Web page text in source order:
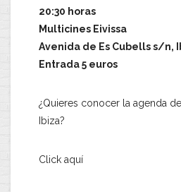
20:30 horas
Multicines Eivissa
Avenida de Es Cubells s/n,
Entrada 5 euros
¿Quieres conocer la agenda
Ibiza?
Click aquí